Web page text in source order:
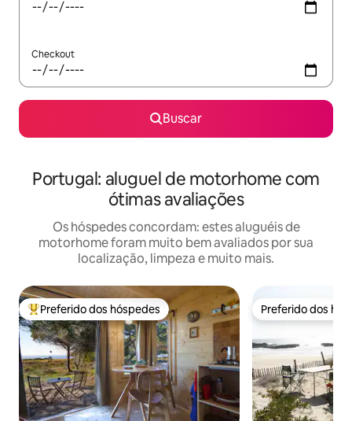
Checkout
Buscar
Portugal: aluguel de motorhome com
ótimas avaliações
Os hóspedes concordam: estes aluguéis de
motorhome foram muito bem avaliados por sua
localização, limpeza e muito mais.
Entre os melhores preferidos dos hóspedes
Preferido dos hóspedes Preferido dos
Preferido dos